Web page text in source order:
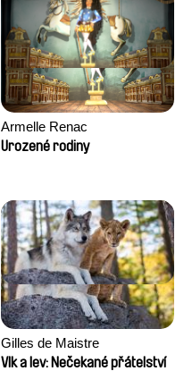
Armelle Renac
Urozené rodiny
Gilles de Maistre
Vlk a lev: Nečekané přátelství